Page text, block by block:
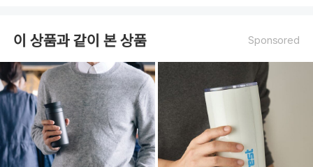
이 상품과 같이 본 상품 Sponsored